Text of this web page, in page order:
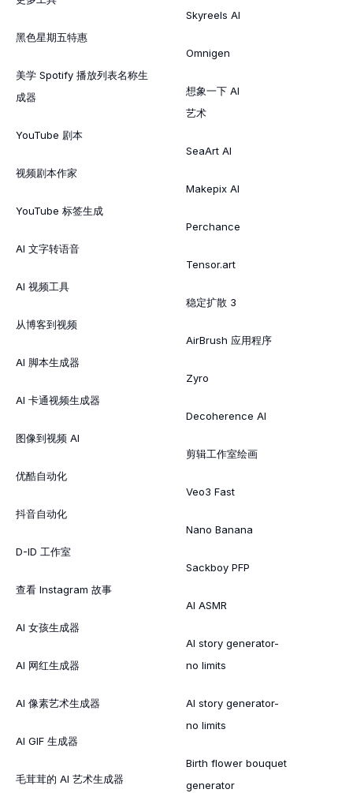
黑色星期五特惠
美学 Spotify 播放列表名称生
成器
YouTube 剧本
视频剧本作家
YouTube 标签生成
AI 文字转语音
AI 视频工具
从博客到视频
AI 脚本生成器
AI 卡通视频生成器
图像到视频 AI
优酷自动化
抖音自动化
D-ID 工作室
查看 Instagram 故事
AI 女孩生成器
AI 网红生成器
AI 像素艺术生成器
AI GIF 生成器
毛茸茸的 AI 艺术生成器
Skyreels AI
Omnigen
想象一下 AI
艺术
SeaArt AI
Makepix AI
Perchance
Tensor.art
稳定扩散 3
AirBrush 应用程序
Zyro
Decoherence AI
剪辑工作室绘画
Veo3 Fast
Nano Banana
Sackboy PFP
AI ASMR
AI story generator-
no limits
AI story generator-
no limits
Birth flower bouquet
generator